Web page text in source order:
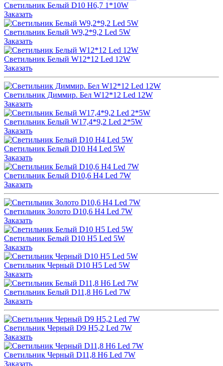
Cветильник Белый D10 H6,7 1*10W
Заказать
Светильник Белый W9,2*9,2 Led 5W
Заказать
Светильник Белый W12*12 Led 12W
Заказать
Светильник Диммир. Бел W12*12 Led 12W
Заказать
Светильник Белый W17,4*9,2 Led 2*5W
Заказать
Светильник Белый D10 H4 Led 5W
Заказать
Светильник Белый D10,6 H4 Led 7W
Заказать
Светильник Золото D10,6 H4 Led 7W
Заказать
Светильник Белый D10 H5 Led 5W
Заказать
Светильник Черный D10 H5 Led 5W
Заказать
Светильник Белый D11,8 H6 Led 7W
Заказать
Светильник Черный D9 H5,2 Led 7W
Заказать
Светильник Черный D11,8 H6 Led 7W
Заказать